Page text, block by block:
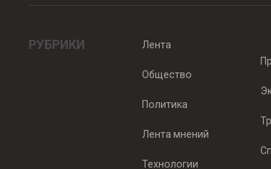
РУБРИКИ Лента
Общество
Политика
Лента мнений
Технологии